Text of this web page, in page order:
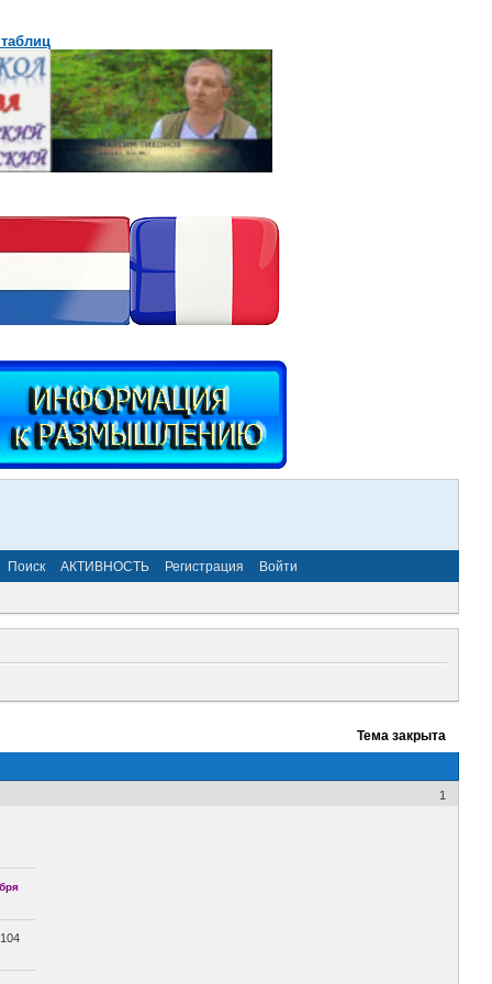
Поиск АКТИВНОСТЬ Регистрация Войти
Тема закрыта
1